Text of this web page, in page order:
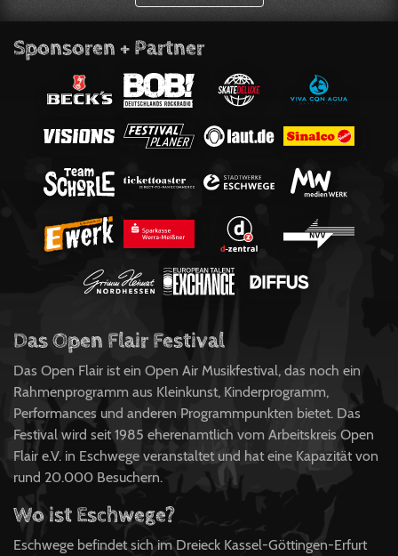
Sponsoren + Partner
Das Open Flair Festival
Das Open Flair ist ein Open Air Musikfestival, das noch ein
Rahmenprogramm aus Kleinkunst, Kinderprogramm,
Performances und anderen Programmpunkten bietet. Das
Festival wird seit 1985 eherenamtlich vom Arbeitskreis Open
Flair e.V. in Eschwege veranstaltet und hat eine Kapazität von
rund 20.000 Besuchern.
Wo ist Eschwege?
Eschwege befindet sich im Dreieck Kassel-Göttingen-Erfurt